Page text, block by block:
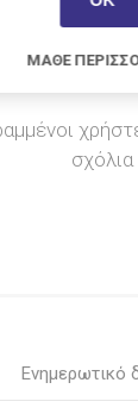
σχόλια
Ενημερωτικό
ΜΆΘΕ